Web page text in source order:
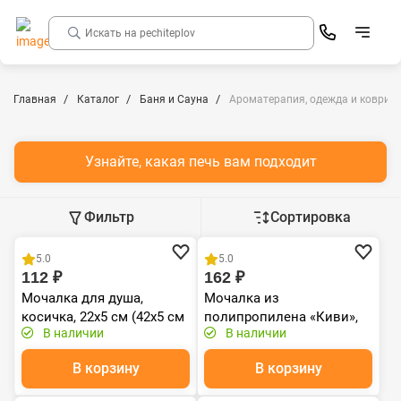
Главная Каталог Баня и Сауна Ароматерапия, одежда и
Узнайте, какая печь вам подходит
Фильтр Сортировка
Распродажа
5.0
112 ₽
Мочалка для душа,
косичка, 22х5 см (42х5 см
с ручками), soft, 5 цветов,
для бани и сауны
"Банные шту
В наличии
В корзину
Распродажа
5.0
162 ₽
Мочалка из
полипропилена «Киви»,
40х16 см (60х16 см с
ручками), medium, для
бани и сауны "Банные
шту
В наличии
В корзину
Распродажа Распродажа